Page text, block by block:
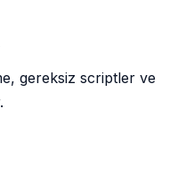
gereksiz scriptler ve